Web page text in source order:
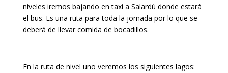
niveles iremos bajando en taxi a Salardú donde estará
el bus. Es una ruta para toda la jornada por lo que se
deberá de llevar comida de bocadillos.
En la ruta de nivel uno veremos los siguientes lagos: